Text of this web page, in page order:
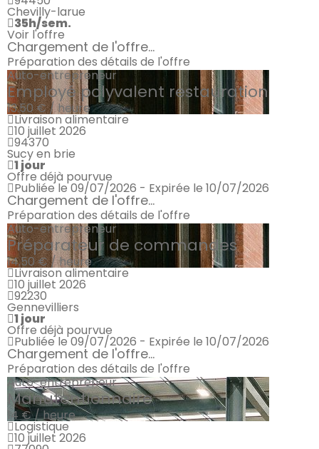
Chevilly-larue
35h/sem.
Voir l'offre
Chargement de l'offre...
Préparation des détails de l'offre
Auto-entrepreneur
Employé polyvalent restauration
13.50 € / heure
Livraison alimentaire
10 juillet 2026
94370
Sucy en brie
1 jour
Offre déjà pourvue
Publiée le 09/07/2026 - Expirée le 10/07/2026
Chargement de l'offre...
Préparation des détails de l'offre
Auto-entrepreneur
Préparateur de commandes
14.50 € / heure
Livraison alimentaire
10 juillet 2026
92230
Gennevilliers
1 jour
Offre déjà pourvue
Publiée le 09/07/2026 - Expirée le 10/07/2026
Chargement de l'offre...
Préparation des détails de l'offre
Auto-entrepreneur
Manutentionnaire
14 € / heure
Logistique
10 juillet 2026